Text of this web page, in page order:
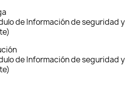
de Información de seguridad y
de Información de seguridad y